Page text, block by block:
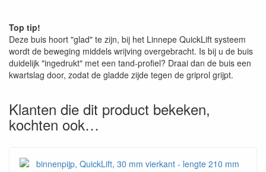
Top tip!
Deze buis hoort "glad" te zijn, bij het Linnepe QuickLift systeem
wordt de beweging middels wrijving overgebracht. Is bij u de buis
duidelijk "ingedrukt" met een tand-profiel? Draai dan de buis een
kwartslag door, zodat de gladde zijde tegen de griprol grijpt.
Klanten die dit product bekeken,
kochten ook…